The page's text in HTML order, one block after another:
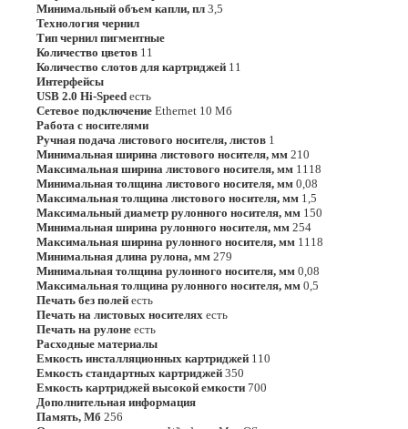
Минимальный объем капли, пл 3,5
Технология чернил
Тип чернил пигментные
Количество цветов 11
Количество слотов для картриджей 11
Интерфейсы
USB 2.0 Hi-Speed есть
Сетевое подключение Ethernet 10 Мб
Работа с носителями
Ручная подача листового носителя, листов 1
Минимальная ширина листового носителя, мм 210
Максимальная ширина листового носителя, мм 1118
Минимальная толщина листового носителя, мм 0,08
Максимальная толщина листового носителя, мм 1,5
Максимальный диаметр рулонного носителя, мм 150
Минимальная ширина рулонного носителя, мм 254
Максимальная ширина рулонного носителя, мм 1118
Минимальная длина рулона, мм 279
Минимальная толщина рулонного носителя, мм 0,08
Максимальная толщина рулонного носителя, мм 0,5
Печать без полей есть
Печать на листовых носителях есть
Печать на рулоне есть
Расходные материалы
Емкость инсталляционных картриджей 110
Емкость стандартных картриджей 350
Емкость картриджей высокой емкости 700
Дополнительная информация
Память, Мб 256